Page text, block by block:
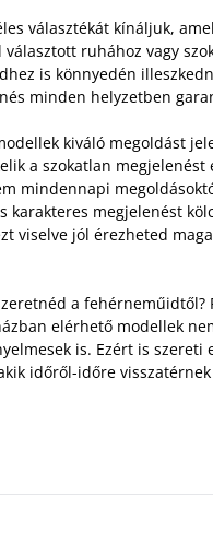
választékát kínáljuk,
ruhához vagy
is könnyedén
minden helyzetben
kiváló megoldást
a szokatlan megjelenést
mindennapi
karakteres megjelenést
viselve jól érezheted
a fehérneműidtől?
elérhető modellek
is. Ezért is szereti
időről-időre